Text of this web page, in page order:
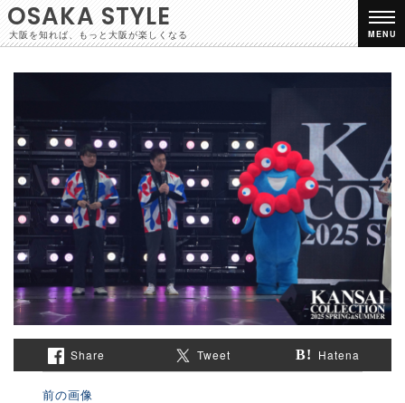
OSAKA STYLE
大阪を知れば、もっと大阪が楽しくなる MENU
Share Tweet Hatena
前の画像